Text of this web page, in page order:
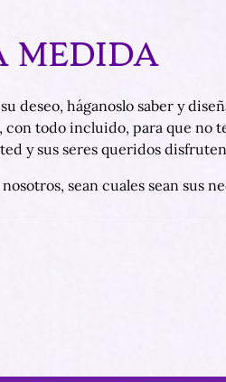
MEDIDA
su deseo, háganoslo saber y
con todo incluido, para que no
y sus seres queridos
sean cuales sean sus